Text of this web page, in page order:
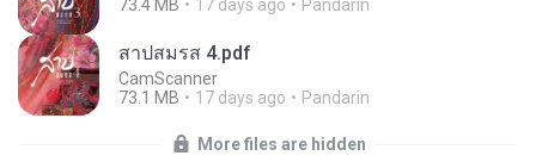
73.4 MB 17 days ago Pandarin
สาปสมรส 4.pdf
CamScanner
73.1 MB
17 days ago Pandarin
More files are hidden